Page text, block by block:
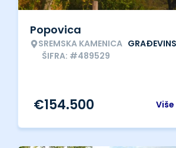
Popovica
SREMSKA KAMENICA
ŠIFRA: #489529
€154.500